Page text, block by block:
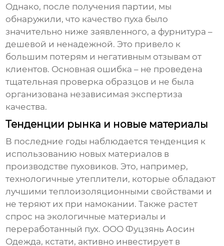
Однако, после получения партии, мы
обнаружили, что качество пуха было
значительно ниже заявленного, а фурнитура –
дешевой и ненадежной. Это привело к
большим потерям и негативным отзывам от
клиентов. Основная ошибка – не проведена
тщательная проверка образцов и не была
организована независимая экспертиза
качества.
Тенденции рынка и новые материалы
В последние годы наблюдается тенденция к
использованию новых материалов в
производстве пуховиков. Это, например,
технологичные утеплители, которые обладают
лучшими теплоизоляционными свойствами и
не теряют их при намокании. Также растет
спрос на экологичные материалы и
переработанный пух. ООО Фуцзянь Аосин
Одежда, кстати, активно инвестирует в